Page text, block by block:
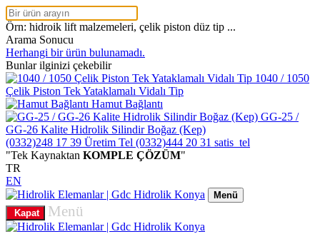
Örn: hidroik lift malzemeleri, çelik piston düz tip ...
Arama Sonucu
Herhangi bir ürün bulunamadı.
Bunlar ilginizi çekebilir
1040 / 1050
Çelik Piston Tek Yataklamalı Vidalı Tip
Hamut Bağlantı
GG-25 /
GG-26 Kalite Hidrolik Silindir Boğaz (Kep)
(0332)248 17 39 Üretim Tel (0332)444 20 31 satis_tel
"Tek Kaynaktan KOMPLE ÇÖZÜM"
TR
EN
Menü
Kapat
Menü